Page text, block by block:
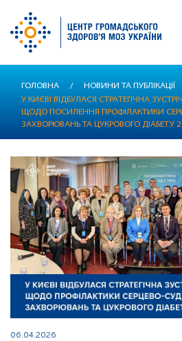
вмісту
ГОЛОВНА / НОВИНИ ТА ПУБЛІКАЦІЇ
У КИЄВІ ВІДБУЛАСЯ СТРАТЕГІЧНА ЗУСТРІЧ
ЩОДО ПОСИЛЕННЯ ПРОФІЛАКТИКИ
ЗАХВОРЮВАНЬ ТА ЦУКРОВОГО ДІАБЕТУ
06.04.2026